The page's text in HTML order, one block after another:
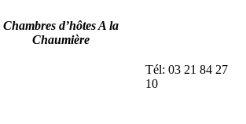
Chambres d’hôtes A la
Chaumière
Tél: 03 21 84 27
10